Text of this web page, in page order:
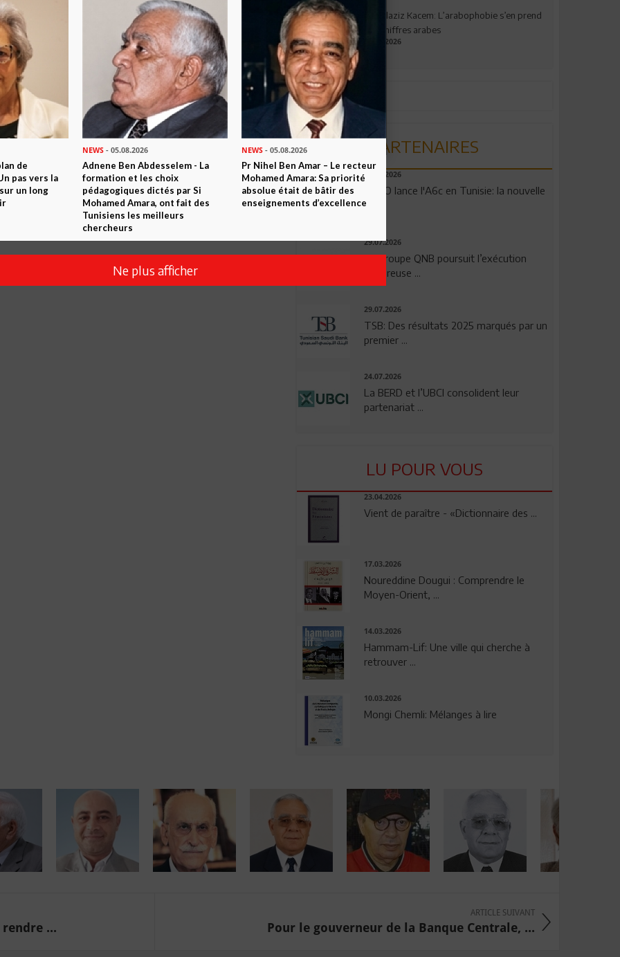
loi et d ailleurs elle est n est pas la dernière et d ailleurs
gouvernement n y a fait autant et la dernière le
manière d aides financières, l annonce de jerba
250000 de patrons attendent l autorisation de circulation
les ministères sont en congé jusqu'à lundi 4/5/
PUIS CELA INCITE DES ENTREPRISES à PRODUIRE POUR
DE MARCHES ET ÉLARGIR LA RÉPUTATION DE LA
Abdelaziz Kacem: L’arabophobie s’en prend
aux chiffres arabes
09.07.2026
PARTENAIRES
04.08.2026
OPPO lance l'A6c en Tunisie: la nouvelle
...
29.07.2026
Le Groupe QNB poursuit l’exécution
rigoureuse ...
29.07.2026
TSB: Des résultats 2025 marqués par un
premier ...
24.07.2026
La BERD et l’UBCI consolident leur
partenariat ...
LU POUR VOUS
23.04.2026
Vient de paraître - «Dictionnaire des ...
17.03.2026
Noureddine Dougui : Comprendre le
Moyen-Orient, ...
14.03.2026
Hammam-Lif: Une ville qui cherche à
retrouver ...
10.03.2026
Mongi Chemli: Mélanges à lire
...
ARTICLE SUIVANT
Pour le gouverneur de la Banque Centrale, ...
de
pas vers la
un long
NEWS - 05.08.2026
Adnene Ben Abdesselem - La
formation et les choix
pédagogiques dictés par Si
Mohamed Amara, ont fait des
Tunisiens les meilleurs
chercheurs
NEWS- 05.08.2026
Pr Nihel Ben Amar – Le recteur
Mohamed Amara: Sa priorité
absolue était de bâtir des
enseignements d’excellence
Ne plus afficher